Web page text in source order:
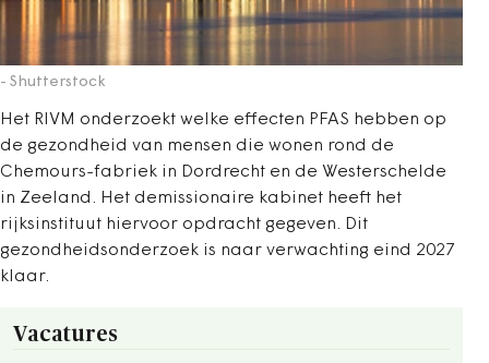
- Shutterstock
Het RIVM onderzoekt welke effecten PFAS hebben op
de gezondheid van mensen die wonen rond de
Chemours-fabriek in Dordrecht en de Westerschelde
in Zeeland. Het demissionaire kabinet heeft het
rijksinstituut hiervoor opdracht gegeven. Dit
gezondheidsonderzoek is naar verwachting eind 2027
klaar.
Vacatures